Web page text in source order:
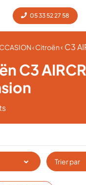
05 33 52 27 58
‹ Citroën‹ C3
C3
Trier par